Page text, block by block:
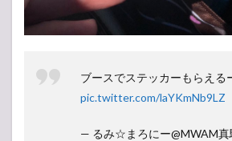
ブースでステッカーもらえる
pic.twitter.com/laYKmNb9LZ
— るみ☆まろにー@MWAM真